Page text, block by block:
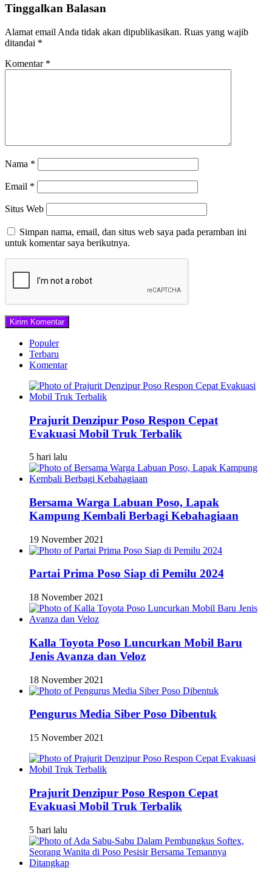
Tinggalkan Balasan
Alamat email Anda tidak akan dipublikasikan. Ruas yang wajib
ditandai *
Komentar *
Nama *
Email *
Situs Web
Simpan nama, email, dan situs web saya pada peramban ini
untuk komentar saya berikutnya.
Populer
Terbaru
Komentar
Prajurit Denzipur Poso Respon Cepat
Evakuasi Mobil Truk Terbalik
5 hari lalu
Bersama Warga Labuan Poso, Lapak
Kampung Kembali Berbagi Kebahagiaan
19 November 2021
Partai Prima Poso Siap di Pemilu 2024
18 November 2021
Kalla Toyota Poso Luncurkan Mobil Baru
Jenis Avanza dan Veloz
18 November 2021
Pengurus Media Siber Poso Dibentuk
15 November 2021
Prajurit Denzipur Poso Respon Cepat
Evakuasi Mobil Truk Terbalik
5 hari lalu